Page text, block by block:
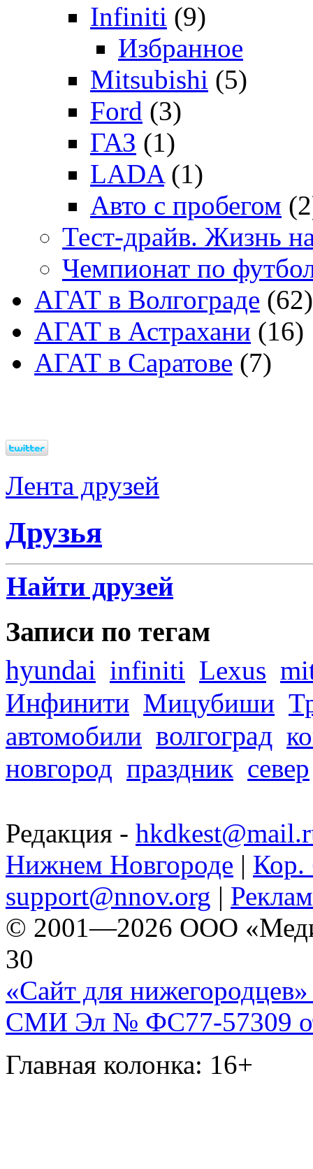
Infiniti (9)
Избранное
Mitsubishi (5)
Ford (3)
ГАЗ (1)
LADA (1)
Авто с пробегом
Тест-драйв. Жизнь
Чемпионат по
АГАТ в Волгограде (62)
АГАТ в Астрахани (16)
АГАТ в Саратове (7)
Лента друзей
Друзья
Найти друзей
Записи по тегам
hyundai infiniti Lexus
Инфинити Мицубиши
автомобили волгоград
новгород праздник север
Редакция -
Нижнем Новгороде | Кор.
support@nnov.org |
© 2001—2026 ООО
30
«Сайт для нижегородцев»
СМИ Эл № ФС77-57309
Главная колонка: 16+